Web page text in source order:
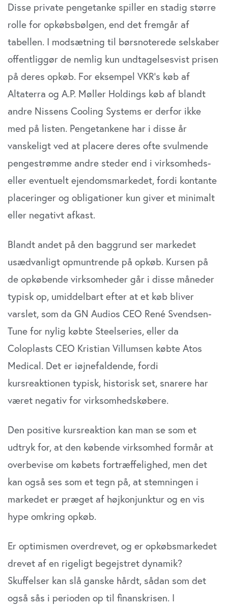
Disse private pengetanke spiller en stadig større
rolle for opkøbsbølgen, end det fremgår af
tabellen. I modsætning til børsnoterede selskaber
offentliggør de nemlig kun undtagelsesvist prisen
på deres opkøb. For eksempel VKR’s køb af
Altaterra og A.P. Møller Holdings køb af blandt
andre Nissens Cooling Systems er derfor ikke
med på listen. Pengetankene har i disse år
vanskeligt ved at placere deres ofte svulmende
pengestrømme andre steder end i virksomheds-
eller eventuelt ejendomsmarkedet, fordi kontante
placeringer og obligationer kun giver et minimalt
eller negativt afkast.
Blandt andet på den baggrund ser markedet
usædvanligt opmuntrende på opkøb. Kursen på
de opkøbende virksomheder går i disse måneder
typisk op, umiddelbart efter at et køb bliver
varslet, som da GN Audios CEO René Svendsen-
Tune for nylig købte Steelseries, eller da
Coloplasts CEO Kristian Villumsen købte Atos
Medical. Det er iøjnefaldende, fordi
kursreaktionen typisk, historisk set, snarere har
været negativ for virksomhedskøbere.
Den positive kursreaktion kan man se som et
udtryk for, at den købende virksomhed formår at
overbevise om købets fortræffelighed, men det
kan også ses som et tegn på, at stemningen i
markedet er præget af højkonjunktur og en vis
hype omkring opkøb.
Er optimismen overdrevet, og er opkøbsmarkedet
drevet af en rigeligt begejstret dynamik?
Skuffelser kan slå ganske hårdt, sådan som det
også sås i perioden op til finanskrisen. I